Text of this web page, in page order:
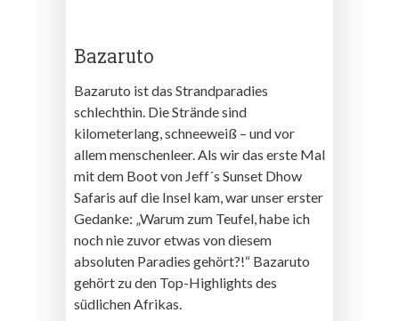
Bazaruto
Bazaruto ist das Strandparadies
schlechthin. Die Strände sind
kilometerlang, schneeweiß – und vor
allem menschenleer. Als wir das erste Mal
mit dem Boot von Jeff´s Sunset Dhow
Safaris auf die Insel kam, war unser erster
Gedanke: „Warum zum Teufel, habe ich
noch nie zuvor etwas von diesem
absoluten Paradies gehört?!“ Bazaruto
gehört zu den Top-Highlights des
südlichen Afrikas.